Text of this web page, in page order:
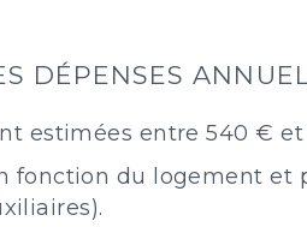
DÉPENSES
estimées entre 540 €
fonction du logement et